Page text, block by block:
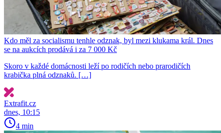
Kdo měl za socialismu tenhle odznak, byl mezi klukama král. Dnes
se na aukcích prodává i za 7 000 Kč
Skoro v každé domácnosti leží po rodičích nebo prarodičích
krabička plná odznaků. […]
Extrafit.cz
dnes, 10:15
4 min